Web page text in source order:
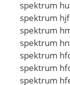
spektrum
spektrum
spektrum
spektrum
spektrum
spektrum
spektrum